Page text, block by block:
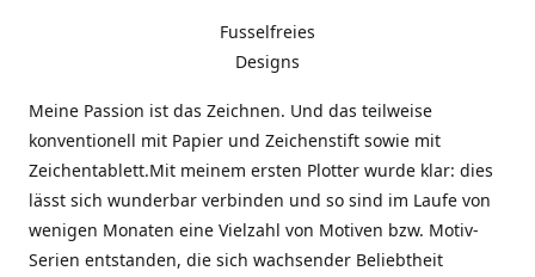
Fusselfreies
Designs
Meine Passion ist das Zeichnen. Und das teilweise
konventionell mit Papier und Zeichenstift sowie mit
Zeichentablett.Mit meinem ersten Plotter wurde klar: dies
lässt sich wunderbar verbinden und so sind im Laufe von
wenigen Monaten eine Vielzahl von Motiven bzw. Motiv-
Serien entstanden, die sich wachsender Beliebtheit